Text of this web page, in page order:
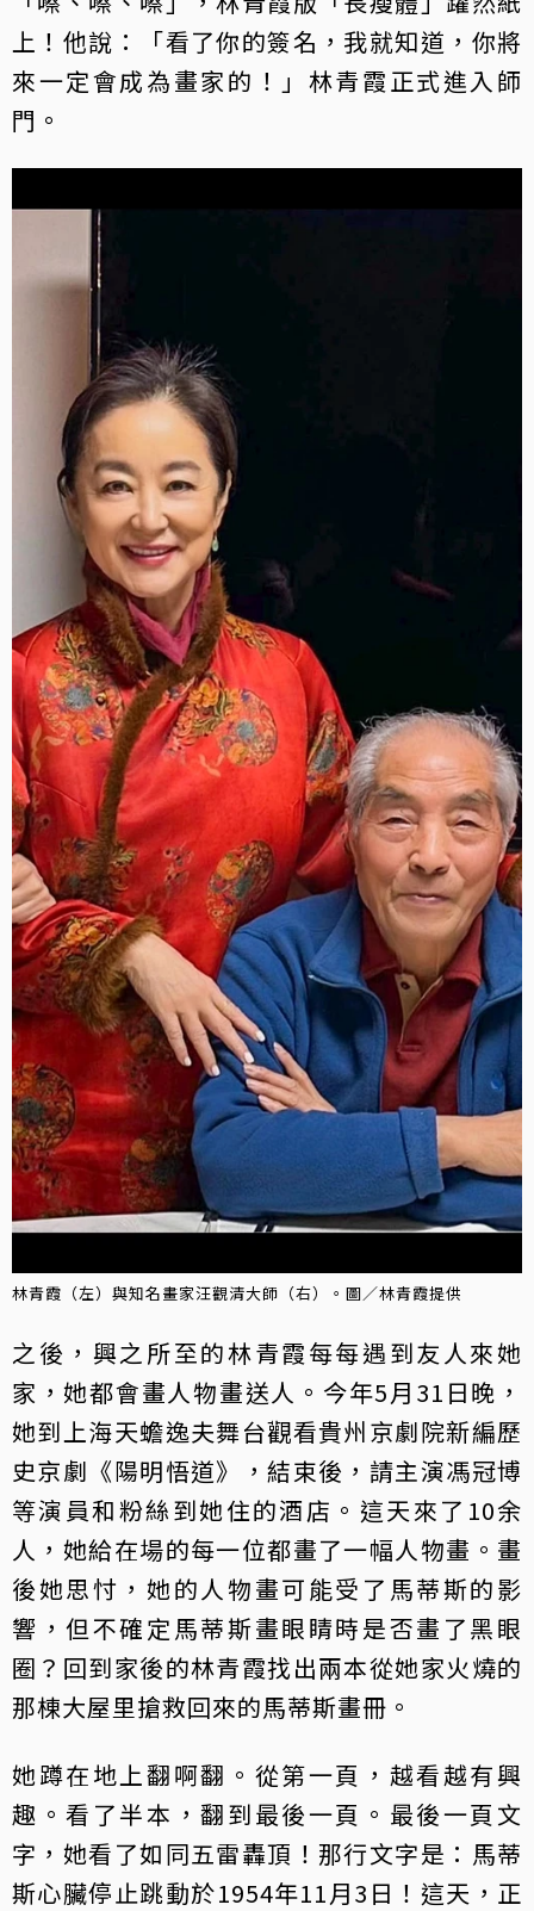
上！他說：「看了你的簽名，我就知道，你將
來一定會成為畫家的！」林青霞正式進入師
門。
林青霞（左）與知名畫家汪觀清大師（右）。圖／林青霞提供
之後，興之所至的林青霞每每遇到友人來她
家，她都會畫人物畫送人。今年5月31日晚，
她到上海天蟾逸夫舞台觀看貴州京劇院新編歷
史京劇《陽明悟道》，結束後，請主演馮冠博
等演員和粉絲到她住的酒店。這天來了10余
人，她給在場的每一位都畫了一幅人物畫。畫
後她思忖，她的人物畫可能受了馬蒂斯的影
響，但不確定馬蒂斯畫眼睛時是否畫了黑眼
圈？回到家後的林青霞找出兩本從她家火燒的
那棟大屋里搶救回來的馬蒂斯畫冊。
她蹲在地上翻啊翻。從第一頁，越看越有興
趣。看了半本，翻到最後一頁。最後一頁文
字，她看了如同五雷轟頂！那行文字是：馬蒂
斯心臟停止跳動於1954年11月3日！這天，正